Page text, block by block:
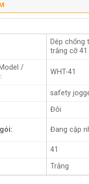
Dép chống
trắng cỡ 41
/
WHT-41
safety
Đôi
Đang cập
41
Trắng